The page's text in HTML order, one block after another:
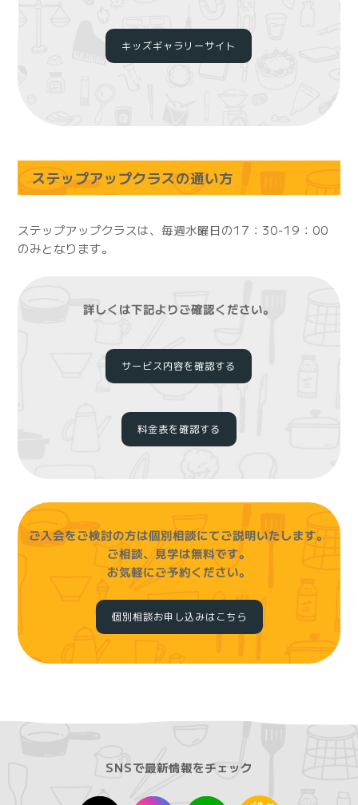
キッズギャラリーサイト
ステップアップクラスの通い方
ステップアップクラスは、毎週水曜日の17：30-19：00
のみとなります。
詳しくは下記よりご確認ください。
サービス内容を確認する
料金表を確認する
ご入会をご検討の方は個別相談にてご説明いたします。
ご相談、見学は無料です。
お気軽にご予約ください。
個別相談お申し込みはこちら
SNSで最新情報をチェック